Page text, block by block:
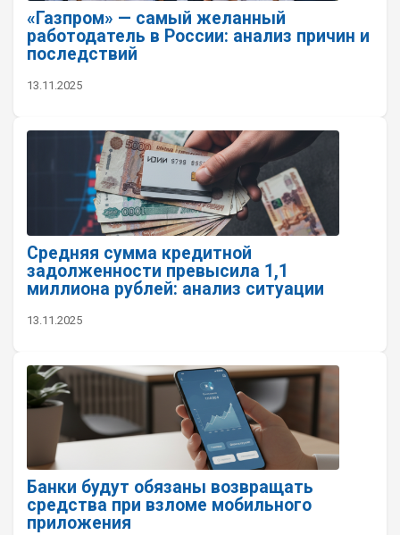
«Газпром» — самый желанный
работодатель в России: анализ причин и
последствий
13.11.2025
Средняя сумма кредитной
задолженности превысила 1,1
миллиона рублей: анализ ситуации
13.11.2025
Банки будут обязаны возвращать
средства при взломе мобильного
приложения